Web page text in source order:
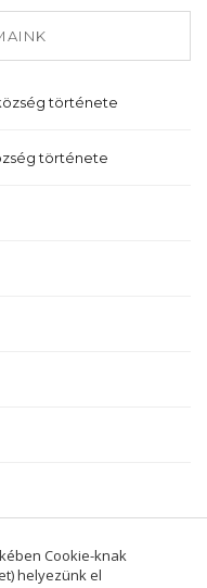
története
története
Cookie-knak
helyezünk el